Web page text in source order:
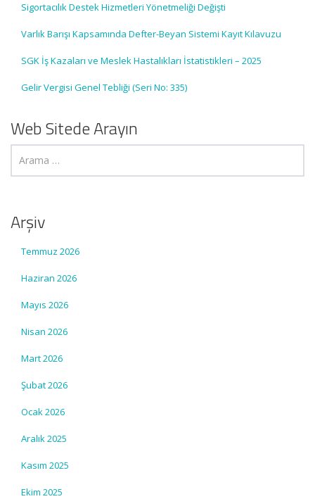
Sigortacılık Destek Hizmetleri Yönetmeliği Değişti
Varlık Barışı Kapsamında Defter-Beyan Sistemi Kayıt Kılavuzu
SGK İş Kazaları ve Meslek Hastalıkları İstatistikleri – 2025
Gelir Vergisi Genel Tebliği (Seri No: 335)
Web Sitede Arayın
Arşiv
Temmuz 2026
Haziran 2026
Mayıs 2026
Nisan 2026
Mart 2026
Şubat 2026
Ocak 2026
Aralık 2025
Kasım 2025
Ekim 2025